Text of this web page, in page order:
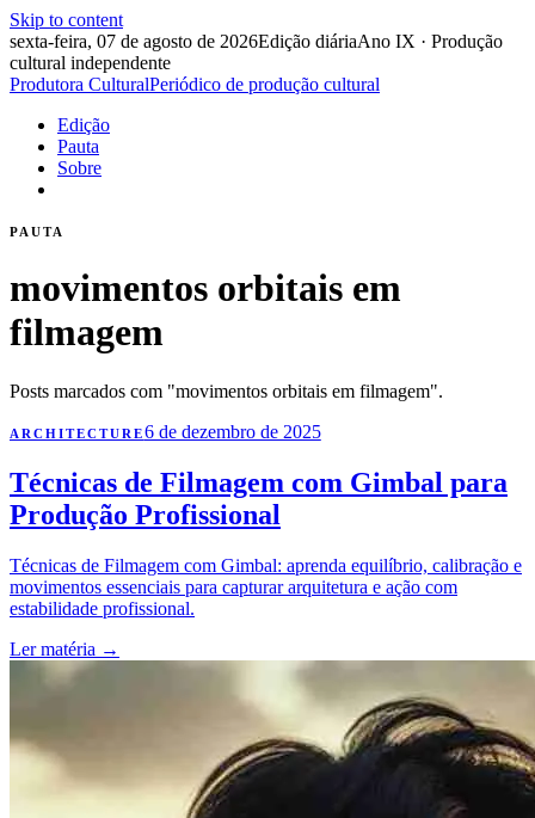
Skip to content
sexta-feira, 07 de agosto de 2026Edição diáriaAno IX · Produção
cultural independente
Produtora CulturalPeriódico de produção cultural
Edição
Pauta
Sobre
PAUTA
movimentos orbitais em
filmagem
Posts marcados com "movimentos orbitais em filmagem".
ARCHITECTURE6 de dezembro de 2025
Técnicas de Filmagem com Gimbal para
Produção Profissional
Técnicas de Filmagem com Gimbal: aprenda equilíbrio, calibração e
movimentos essenciais para capturar arquitetura e ação com
estabilidade profissional.
Ler matéria →